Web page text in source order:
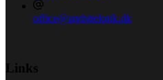
office@andstteknik.dk
Links